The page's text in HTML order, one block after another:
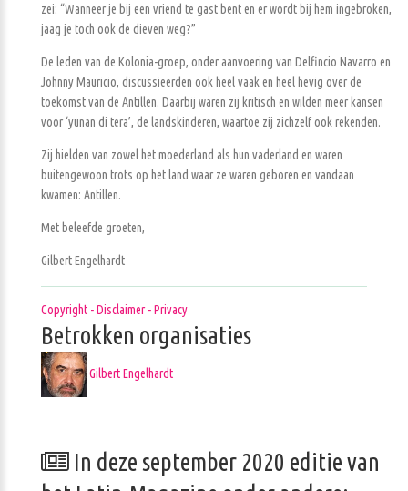
zei: “Wanneer je bij een vriend te gast bent en er wordt bij hem ingebroken,
jaag je toch ook de dieven weg?”
De leden van de Kolonia-groep, onder aanvoering van Delfincio Navarro en
Johnny Mauricio, discussieerden ook heel vaak en heel hevig over de
toekomst van de Antillen. Daarbij waren zij kritisch en wilden meer kansen
voor ‘yunan di tera’, de landskinderen, waartoe zij zichzelf ook rekenden.
Zij hielden van zowel het moederland als hun vaderland en waren
buitengewoon trots op het land waar ze waren geboren en vandaan
kwamen: Antillen.
Met beleefde groeten,
Gilbert Engelhardt
Copyright - Disclaimer - Privacy
Betrokken organisaties
Gilbert Engelhardt
In deze september 2020 editie van